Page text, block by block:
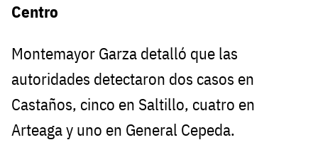
Centro
Montemayor Garza detalló que las
autoridades detectaron dos casos en
Castaños, cinco en Saltillo, cuatro en
Arteaga y uno en General Cepeda.